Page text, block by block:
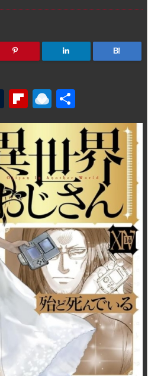
B!
T
u
m
bl
r
Fl
ip
b
o
ar
d
R
ai
n
dr
o
p.
io
有